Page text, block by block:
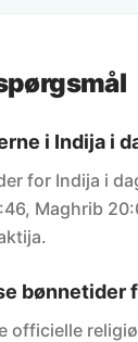
i Indija i
for Indija i
Maghrib
bønnetider
officielle